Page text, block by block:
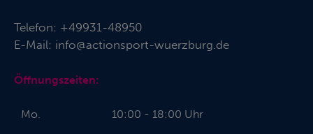
Telefon: +49931-48950
E-Mail: info@actionsport-wuerzburg.de
Öffnungszeiten:
Mo. 10:00 - 18:00 Uhr